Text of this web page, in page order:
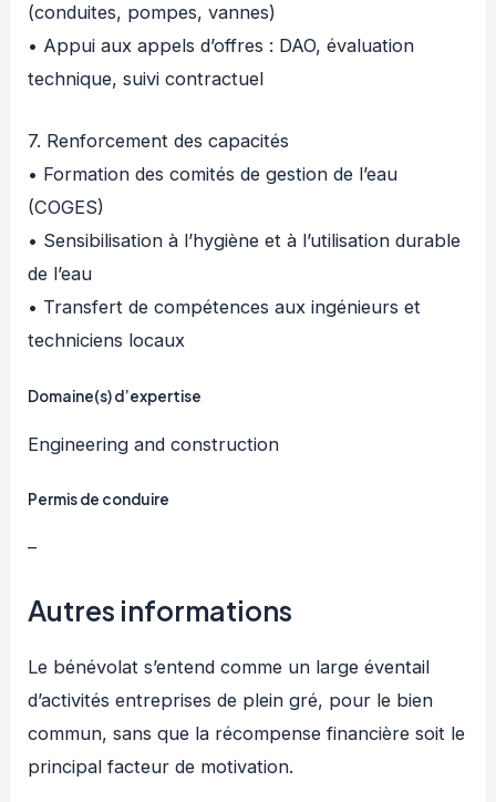
(conduites, pompes, vannes)
• Appui aux appels d’offres : DAO, évaluation
technique, suivi contractuel
7. Renforcement des capacités
• Formation des comités de gestion de l’eau
(COGES)
• Sensibilisation à l’hygiène et à l’utilisation durable
de l’eau
• Transfert de compétences aux ingénieurs et
techniciens locaux
Domaine(s) d’expertise
Engineering and construction
Permis de conduire
–
Autres informations
Le bénévolat s’entend comme un large éventail
d’activités entreprises de plein gré, pour le bien
commun, sans que la récompense financière soit le
principal facteur de motivation.